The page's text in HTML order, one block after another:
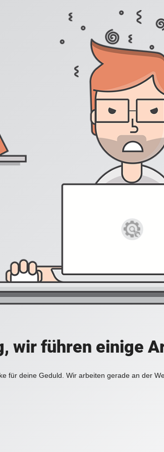
wir führen einige
für deine Geduld. Wir arbeiten gerade an der